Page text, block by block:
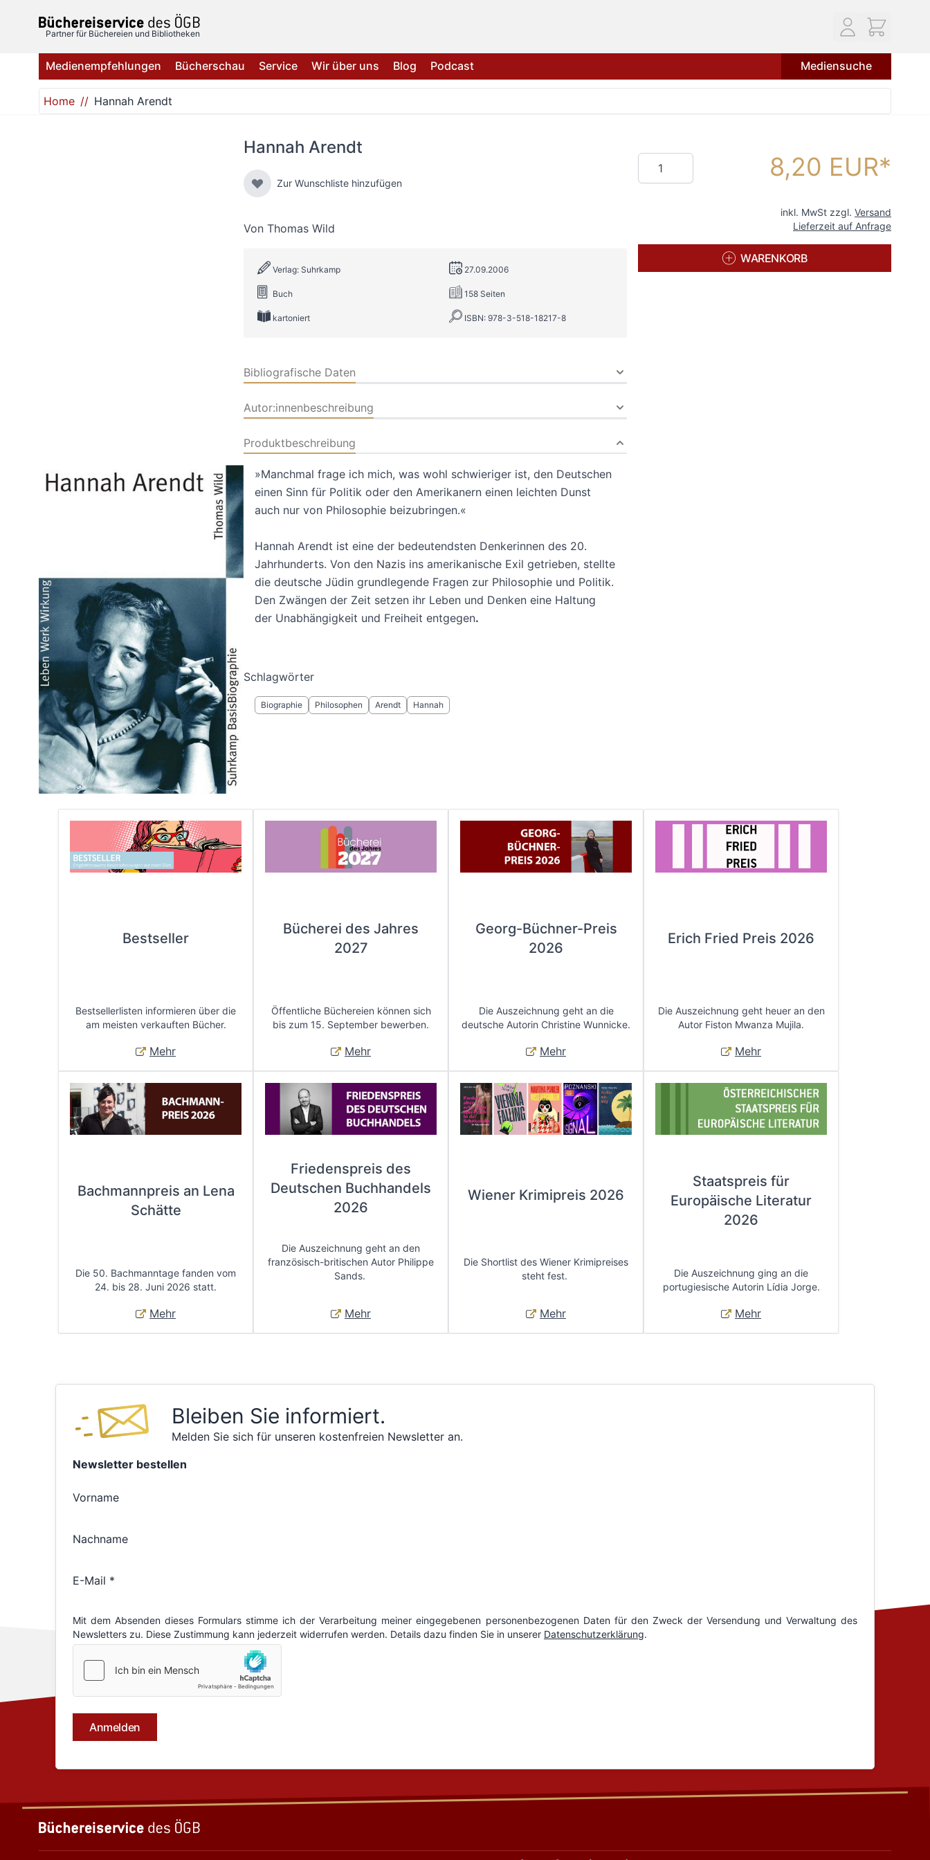
Partner für Büchereien und Bibliotheken
Medienempfehlungen Bücherschau Service Wir über uns Blog Podcast Mediensuche
Home Hannah Arendt
Hannah Arendt
Zur Wunschliste hinzufügen
Von Thomas Wild
Verlag: Suhrkamp 27.09.2006
Buch 158 Seiten
kartoniert ISBN: 978-3-518-18217-8
Bibliografische Daten
Autor:innenbeschreibung
Produktbeschreibung
»Manchmal frage ich mich, was wohl schwieriger ist, den Deutschen
einen Sinn für Politik oder den Amerikanern einen leichten Dunst
auch nur von Philosophie beizubringen.«
Hannah Arendt ist eine der bedeutendsten Denkerinnen des 20.
Jahrhunderts. Von den Nazis ins amerikanische Exil getrieben, stellte
die deutsche Jüdin grundlegende Fragen zur Philosophie und Politik.
Den Zwängen der Zeit setzen ihr Leben und Denken eine Haltung
der Unabhängigkeit und Freiheit entgegen.
Schlagwörter
Biographie Philosophen Arendt Hannah
Menge 8,20 EUR
inkl. MwSt zzgl. Versand
Lieferzeit auf Anfrage
WARENKORB
Bestseller
Bestsellerlisten informieren über die
am meisten verkauften Bücher.
Mehr
Bücherei des Jahres
2027
Öffentliche Büchereien können sich
bis zum 15. September bewerben.
Mehr
Georg-Büchner-Preis
2026
Die Auszeichnung geht an die
deutsche Autorin Christine Wunnicke.
Mehr
Erich Fried Preis 2026
Die Auszeichnung geht heuer an den
Autor Fiston Mwanza Mujila.
Mehr
Bachmannpreis an Lena
Schätte
Die 50. Bachmanntage fanden vom
24. bis 28. Juni 2026 statt.
Mehr
Friedenspreis des
Deutschen Buchhandels
2026
Die Auszeichnung geht an den
französisch-britischen Autor Philippe
Sands.
Mehr
Wiener Krimipreis 2026
Die Shortlist des Wiener Krimipreises
steht fest.
Mehr
Staatspreis für
Europäische Literatur
2026
Die Auszeichnung ging an die
portugiesische Autorin Lídia Jorge.
Mehr
Bleiben Sie informiert.
Melden Sie sich für unseren kostenfreien Newsletter an.